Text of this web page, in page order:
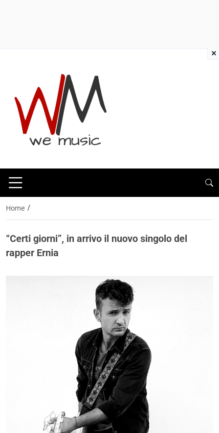
Home /
“Certi giorni”, in arrivo il nuovo singolo del
rapper Ernia
×